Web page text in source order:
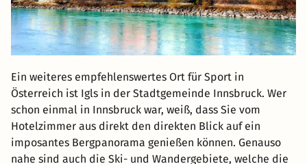
Alle Angebote ansehen
Ein weiteres empfehlenswertes Ort für Sport in
Österreich ist Igls in der Stadtgemeinde Innsbruck. Wer
schon einmal in Innsbruck war, weiß, dass Sie vom
Hotelzimmer aus direkt den direkten Blick auf ein
imposantes Bergpanorama genießen können. Genauso
nahe sind auch die Ski- und Wandergebiete, welche die